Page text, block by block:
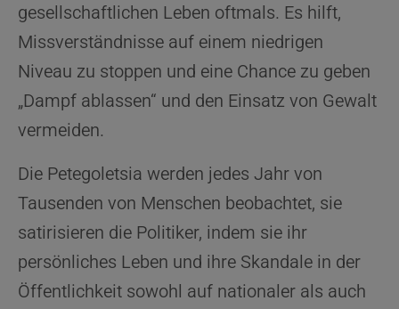
gesellschaftlichen Leben oftmals. Es hilft,
Missverständnisse auf einem niedrigen
Niveau zu stoppen und eine Chance zu geben
„Dampf ablassen“ und den Einsatz von Gewalt
vermeiden.
Die Petegoletsia werden jedes Jahr von
Tausenden von Menschen beobachtet, sie
satirisieren die Politiker, indem sie ihr
persönliches Leben und ihre Skandale in der
Öffentlichkeit sowohl auf nationaler als auch